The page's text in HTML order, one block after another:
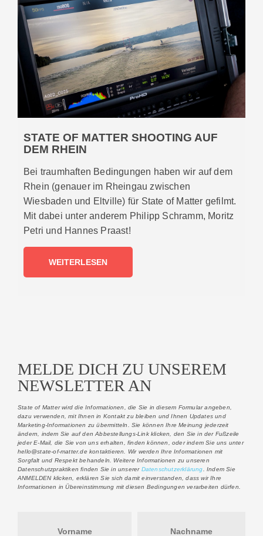
STATE OF MATTER SHOOTING AUF
DEM RHEIN
Bei traumhaften Bedingungen haben wir auf dem
Rhein (genauer im Rheingau zwischen
Wiesbaden und Eltville) für State of Matter gefilmt.
Mit dabei unter anderem Philipp Schramm, Moritz
Petri und Hannes Praast!
WEITERLESEN
MELDE DICH ZU UNSEREM
NEWSLETTER AN
State of Matter wird die Informationen, die Sie in diesem Formular angeben,
dazu verwenden, mit Ihnen in Kontakt zu bleiben und Ihnen Updates und
Marketing-Informationen zu übermitteln.
Sie können Ihre Meinung jederzeit
ändern, indem Sie auf den Abbestellungs-Link klicken, den Sie in der Fußzeile
jeder E-Mail, die Sie von uns erhalten, finden können, oder indem Sie uns unter
hello@state-of-matter.de kontaktieren. Wir werden Ihre Informationen mit
Sorgfalt und Respekt behandeln. Weitere Informationen zu unseren
Datenschutzpraktiken finden Sie in unserer Datenschutzerklärung . Indem Sie
ANMELDEN klicken, erklären Sie sich damit einverstanden, dass wir Ihre
Informationen in Übereinstimmung mit diesen Bedingungen verarbeiten dürfen.